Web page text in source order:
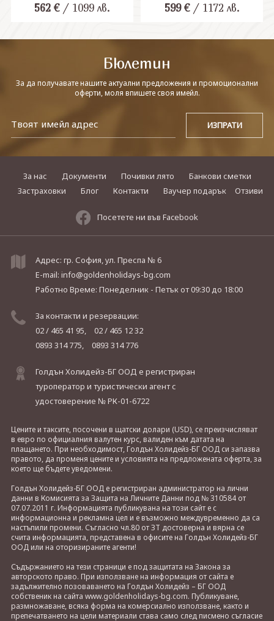
562 €/ 1099 лв. 599 €/ 1172 лв.
Бюлетин
За да получавате нашите актуални предложения и промоционални
оферти, моля впишете своя имейл.
За нас Документи Почивки лято
Банкови сметки
Застраховки
Блог Контакти Ваучер подарък Отзиви
Посетете ни във Facebook
Адрес: гр. София, ул. Преспа № 6
E-mail: info@goldenholidays-bg.com
Работно Време: Понеделник - Петъкот 09:30 до 18:00
За контакти и резервации:
02 / 465 41 95,
02 / 465 12 32
0893 314 775,
0893 314 776
Голдън Холидейз-БГ ООД е регистриран
туроператор и туристически агент с
удостоверение № РК-01-6722
Цените и таксите, посочени в щатски долари (USD), се преизчисляват
в евро по официалния валутен курс, валиден към датата на
плащането. При необходимост, Голдън Холидейз-БГ ООД си запазва
правото, да променя цените и условията на предложената оферта, за
което ще бъдете уведомени.
Голдън Холидейз-БГ ООД е регистриран администратор на лични
данни в Комисията за Защита на Личните Данни под № 310584 от
07.07.2011 г. Информацията публикувана на този сайт е с
информационна и рекламна цел и е възможно междувременно да са
настъпили промени. Съгласно чл.80 от ЗТ достоверна и вярна се
счита информацията, представена в офисите на Голдън Холидейз-БГ
ООД или на оторизираните агенти!
Съдържанието на тези страници е под защитата на Закона за
авторското право. При използване на информация от сайта е
задължително позоваването на Голдън Холидейз – БГ ООД
собственик на сайта www.goldenholidays-bg.com. Публикуване,
размножаване, всяка форма на комерсиално използване, както и
препечатването на цели материали става само след писмено съгласие